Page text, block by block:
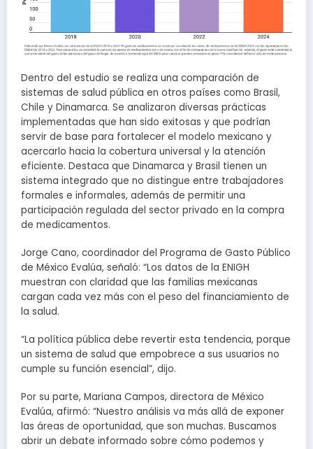
Dentro del estudio se realiza una comparación de
sistemas de salud pública en otros países como Brasil,
Chile y Dinamarca. Se analizaron diversas prácticas
implementadas que han sido exitosas y que podrían
servir de base para fortalecer el modelo mexicano y
acercarlo hacia la cobertura universal y la atención
eficiente. Destaca que Dinamarca y Brasil tienen un
sistema integrado que no distingue entre trabajadores
formales e informales, además de permitir una
participación regulada del sector privado en la compra
de medicamentos.
Jorge Cano, coordinador del Programa de Gasto Público
de México Evalúa, señaló: “Los datos de la ENIGH
muestran con claridad que las familias mexicanas
cargan cada vez más con el peso del financiamiento de
la salud.
“La política pública debe revertir esta tendencia, porque
un sistema de salud que empobrece a sus usuarios no
cumple su función esencial”, dijo.
Por su parte, Mariana Campos, directora de México
Evalúa, afirmó: “Nuestro análisis va más allá de exponer
las áreas de oportunidad, que son muchas. Buscamos
abrir un debate informado sobre cómo podemos y